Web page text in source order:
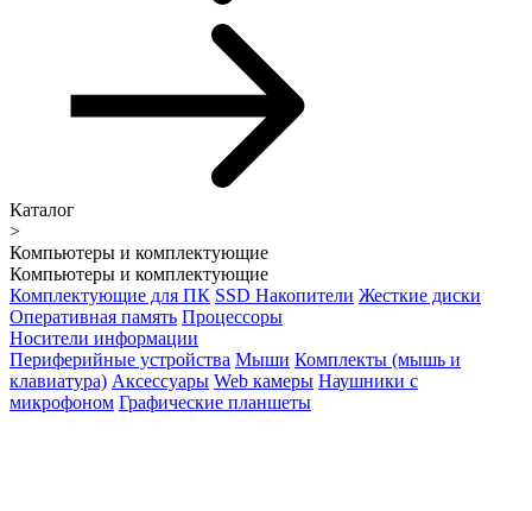
Каталог
>
Компьютеры и комплектующие
Компьютеры и комплектующие
Комплектующие для ПК SSD Накопители Жесткие диски
Оперативная память Процессоры
Носители информации
Периферийные устройства Мыши Комплекты (мышь и
клавиатура) Аксессуары Web камеры Наушники с
микрофоном Графические планшеты